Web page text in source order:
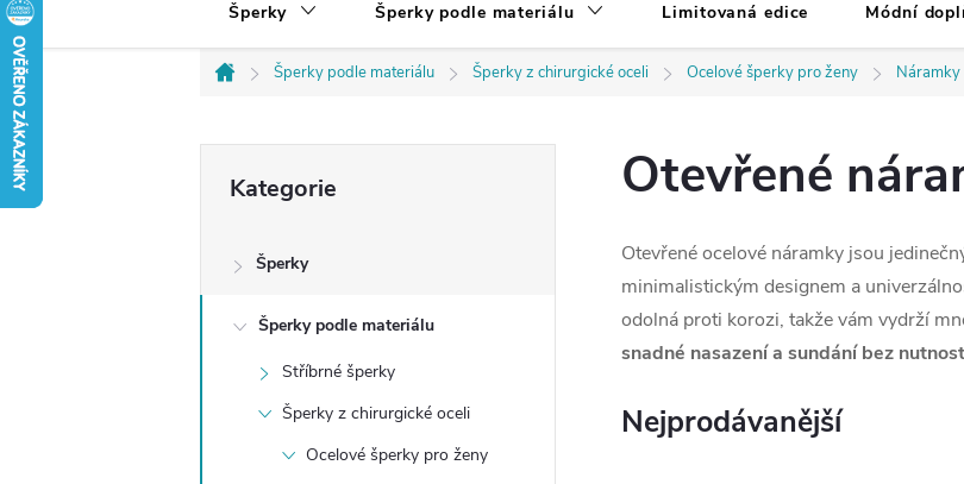
Šperky Šperky podle materiálu Limitovaná edice Módní
Domů
Šperky podle materiálu Šperky z chirurgické oceli Ocelové šperky pro ženy Náramky
s
kategorie
Kategorie
Šperky
Šperky podle materiálu
Stříbrné šperky
Šperky z chirurgické oceli
Ocelové šperky pro ženy
Otevřené
Otevřené ocelové náramky jsou
minimalistickým designem a
odolná proti korozi, takže vám vydrží
snadné nasazení a sundání bez
Nejprodávanější